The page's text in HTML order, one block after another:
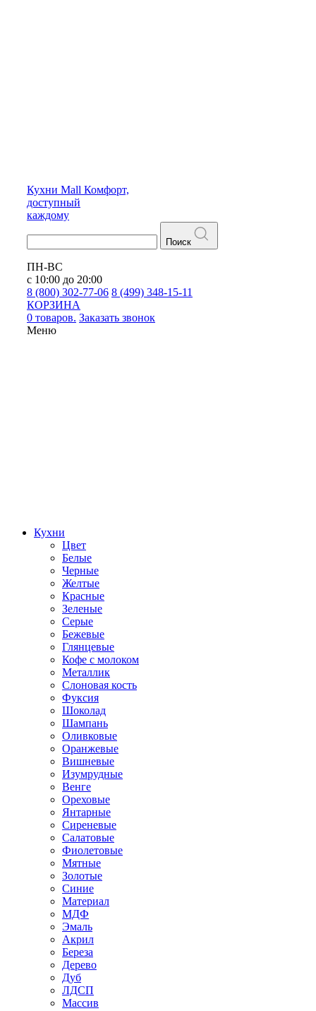
Кухни Mall Комфорт,
доступный
каждому
Поиск
ПН-ВС
с 10:00 до 20:00
8 (800) 302-77-06 8 (499) 348-15-11
КОРЗИНА
0 товаров. Заказать звонок
Меню
Кухни
Цвет
Белые
Черные
Желтые
Красные
Зеленые
Серые
Бежевые
Глянцевые
Кофе с молоком
Металлик
Слоновая кость
Фуксия
Шоколад
Шампань
Оливковые
Оранжевые
Вишневые
Изумрудные
Венге
Ореховые
Янтарные
Сиреневые
Салатовые
Фиолетовые
Мятные
Золотые
Синие
Материал
МДФ
Эмаль
Акрил
Береза
Дерево
Дуб
ЛДСП
Массив